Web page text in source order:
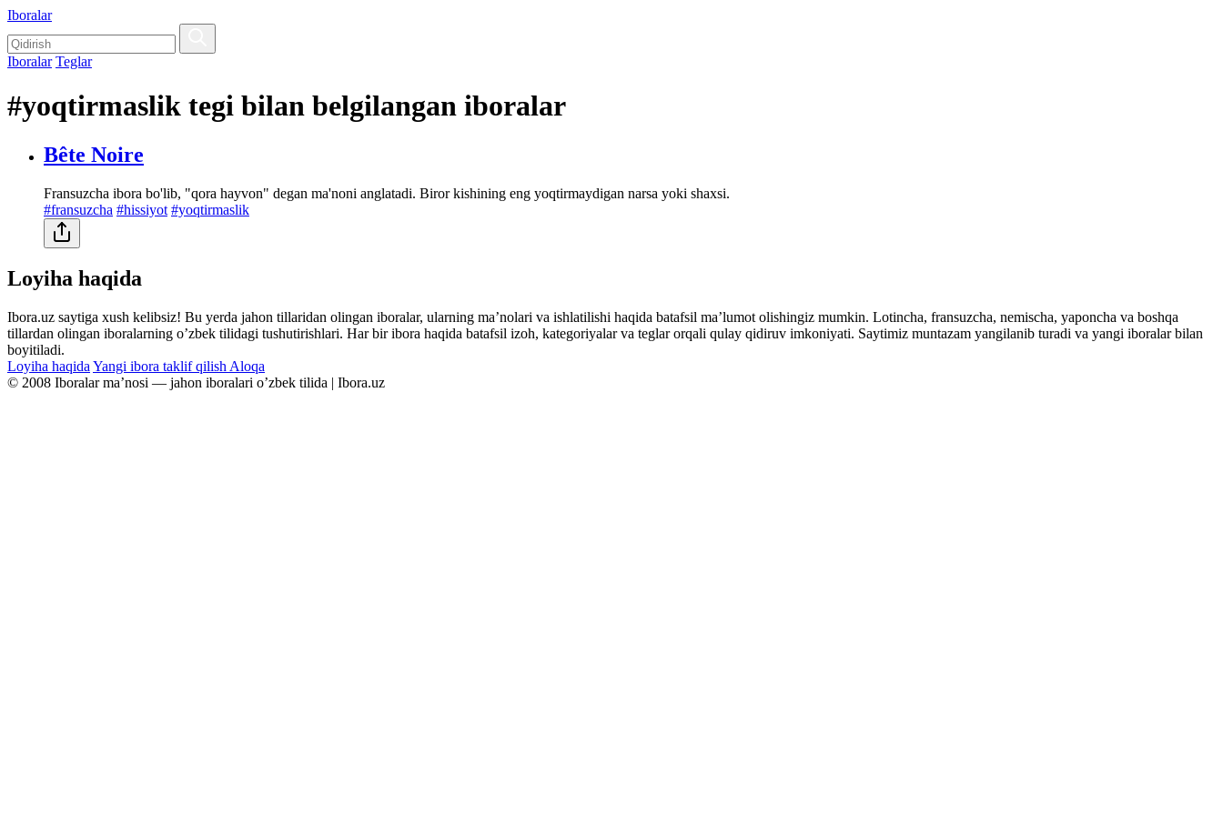
Iboralar
Iboralar Teglar
#yoqtirmaslik tegi bilan belgilangan iboralar
Bête Noire
Fransuzcha ibora bo'lib, "qora hayvon" degan ma'noni anglatadi. Biror kishining eng yoqtirmaydigan narsa yoki shaxsi.
#fransuzcha #hissiyot #yoqtirmaslik
Loyiha haqida
Ibora.uz saytiga xush kelibsiz! Bu yerda jahon tillaridan olingan iboralar, ularning maʼnolari va ishlatilishi haqida batafsil maʼlumot olishingiz mumkin. Lotincha, fransuzcha, nemischa, yaponcha va boshqa
tillardan olingan iboralarning oʼzbek tilidagi tushutirishlari. Har bir ibora haqida batafsil izoh, kategoriyalar va teglar orqali qulay qidiruv imkoniyati. Saytimiz muntazam yangilanib turadi va yangi iboralar bilan
boyitiladi.
Loyiha haqida Yangi ibora taklif qilish Aloqa
© 2008 Iboralar maʼnosi — jahon iboralari oʼzbek tilida | Ibora.uz